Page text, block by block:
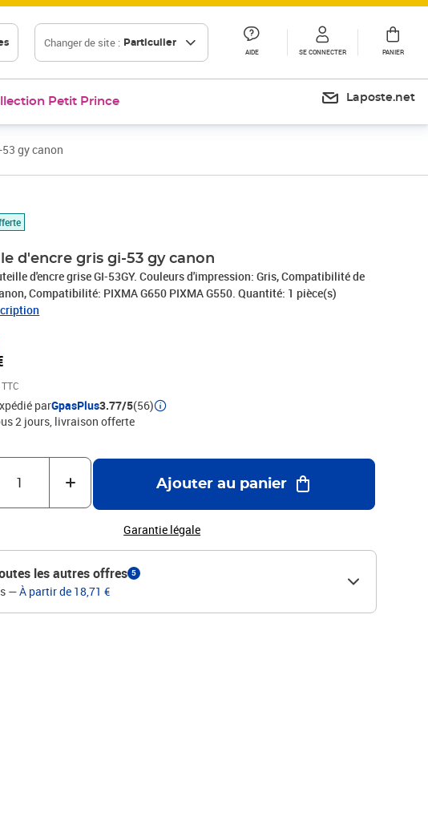
Changer de site : Particulier
AIDE SE CONNECTER PANIER
Petit Prince Laposte.net
gy canon
d'encre gris gi-53 gy canon
d'encre grise GI-53GY. Couleurs d'impression: Gris, Compatibilité de
Compatibilité: PIXMA G650 PIXMA G550. Quantité: 1 pièce(s)
parGpasPlus3.77/5(56)
2 jours livraison offerte
Ajouter au panier
Garantie légale
les autres offres 5
—À partir de 18,71 €